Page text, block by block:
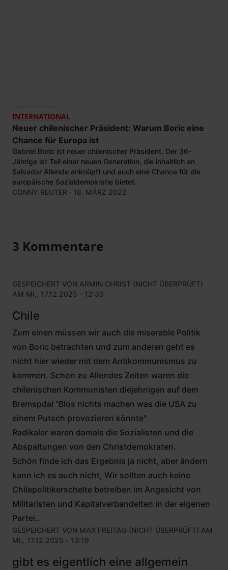
INTERNATIONAL
Neuer chilenischer Präsident: Warum Boric eine
Chance für Europa ist
Gabriel Boric ist neuer chilenischer Präsident. Der 36-
Jährige ist Teil einer neuen Generation, die inhaltlich an
Salvador Allende anknüpft und auch eine Chance für die
europäische Sozialdemokratie bietet.
CONNY REUTER · 18. MÄRZ 2022
3 Kommentare
GESPEICHERT VON ARMIN CHRIST (NICHT ÜBERPRÜFT)
AM MI., 17.12.2025 - 12:33
Chile
Zum einen müssen wir auch die miserable Politik
von Boric betrachten und zum anderen geht es
nicht hier wieder mit dem Antikommunismus zu
kommen. Schon zu Allendes Zeiten waren die
chilenischen Kommunisten diejehnigen auf dem
Bremspdal "Blos nichts machen was die USA zu
einem Putsch provozieren könnte"
Radikaler waren damals die Sozialisten und die
Abspaltungen von den Christdemokraten.
Schön finde ich das Ergebnis ja nicht, aber ändern
kann ich es auch nicht, Wir sollten auch keine
Chilepolitikerschelte betreiben im Angesicht von
Militaristen und Kapitalverbandelten in der eigenen
Partei..
GESPEICHERT VON MAX FREITAG (NICHT ÜBERPRÜFT) AM
MI., 17.12.2025 - 13:19
gibt es eigentlich eine allgemein